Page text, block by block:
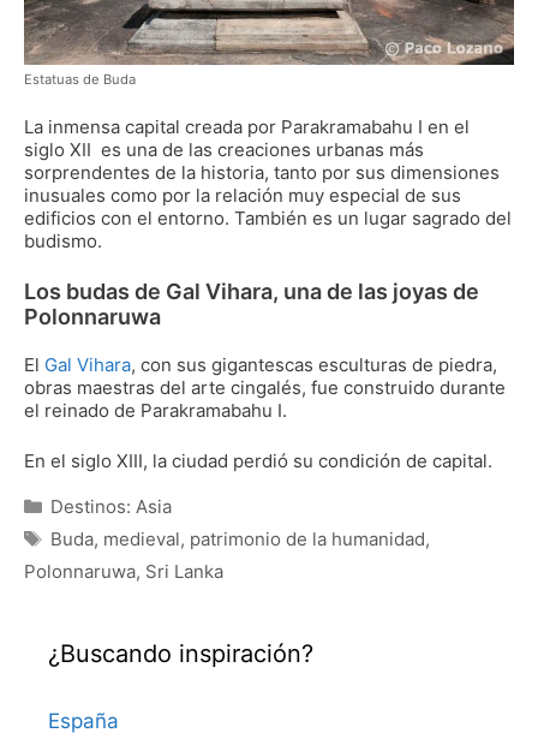
Estatuas de Buda
La inmensa capital creada por Parakramabahu I en el
siglo XII es una de las creaciones urbanas más
sorprendentes de la historia, tanto por sus dimensiones
inusuales como por la relación muy especial de sus
edificios con el entorno. También es un lugar sagrado del
budismo.
Los budas de Gal Vihara, una de las joyas de
Polonnaruwa
El Gal Vihara, con sus gigantescas esculturas de piedra,
obras maestras del arte cingalés, fue construido durante
el reinado de Parakramabahu I.
En el siglo XIII, la ciudad perdió su condición de capital.
Categorías
Destinos: Asia
Etiquetas
Buda, medieval, patrimonio de la humanidad,
Polonnaruwa, Sri Lanka
¿Buscando inspiración?
España